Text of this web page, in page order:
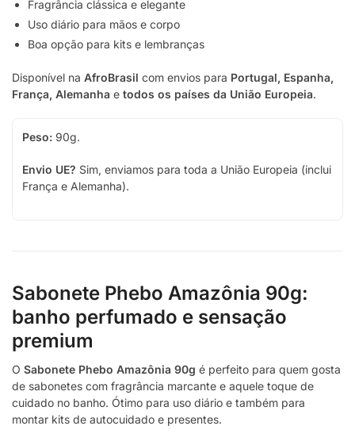
Fragrância clássica e elegante
Uso diário para mãos e corpo
Boa opção para kits e lembranças
Disponível na AfroBrasil com envios para Portugal, Espanha,
França, Alemanha e todos os países da União Europeia.
Peso: 90g.
Envio UE? Sim, enviamos para toda a União Europeia (inclui
França e Alemanha).
Sabonete Phebo Amazônia 90g:
banho perfumado e sensação
premium
O Sabonete Phebo Amazônia 90g é perfeito para quem gosta
de sabonetes com fragrância marcante e aquele toque de
cuidado no banho. Ótimo para uso diário e também para
montar kits de autocuidado e presentes.